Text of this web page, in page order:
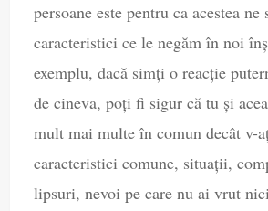
persoane este pentru ca acestea
caracteristici ce le negăm în noi
exemplu, dacă simți o reacție
de cineva, poți fi sigur că tu și
mult mai multe în comun decât v-
caracteristici comune, situații,
lipsuri, nevoi pe care nu ai vrut